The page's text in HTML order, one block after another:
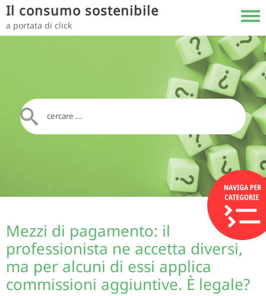
Salta al contenuto principale
Il consumo sostenibile
a portata di click
Mezzi di pagamento: il
professionista ne accetta diversi,
ma per alcuni di essi applica
commissioni aggiuntive. È legale?